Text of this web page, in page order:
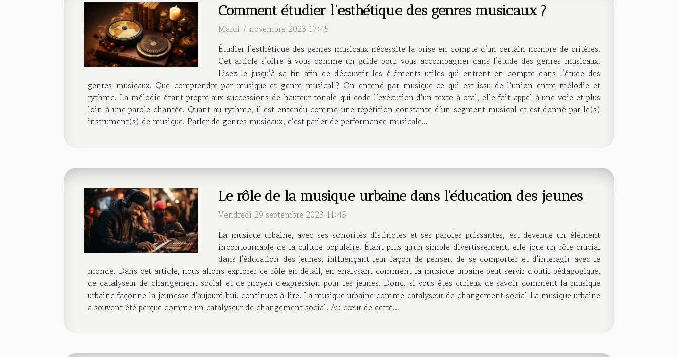
Comment étudier l’esthétique des genres musicaux ?
Mardi 7 novembre 2023 17:45
Étudier l’esthétique des genres musicaux nécessite la prise en compte d’un certain nombre de critères.
Cet article s’offre à vous comme un guide pour vous accompagner dans l’étude des genres musicaux.
Lisez-le jusqu’à sa fin afin de découvrir les éléments utiles qui entrent en compte dans l’étude des
genres musicaux. Que comprendre par musique et genre musical ? On entend par musique ce qui est issu de l’union entre mélodie et
rythme. La mélodie étant propre aux successions de hauteur tonale qui code l’exécution d’un texte à oral, elle fait appel à une voie et plus
loin à une parole chantée. Quant au rythme, il est entendu comme une répétition constante d’un segment musical et est donné par le(s)
instrument(s) de musique. Parler de genres musicaux, c’est parler de performance musicale...
Le rôle de la musique urbaine dans l'éducation des jeunes
Vendredi 29 septembre 2023 11:45
La musique urbaine, avec ses sonorités distinctes et ses paroles puissantes, est devenue un élément
incontournable de la culture populaire. Étant plus qu'un simple divertissement, elle joue un rôle crucial
dans l'éducation des jeunes, influençant leur façon de penser, de se comporter et d'interagir avec le
monde. Dans cet article, nous allons explorer ce rôle en détail, en analysant comment la musique urbaine peut servir d'outil pédagogique,
de catalyseur de changement social et de moyen d'expression pour les jeunes. Donc, si vous êtes curieux de savoir comment la musique
urbaine façonne la jeunesse d'aujourd'hui, continuez à lire. La musique urbaine comme catalyseur de changement social La musique urbaine
a souvent été perçue comme un catalyseur de changement social. Au cœur de cette...